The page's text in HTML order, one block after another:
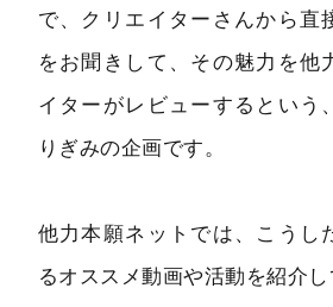
で、クリエイターさんから直
をお聞きして、その魅力を他
イターがレビューするという
りぎみの企画です。
他力本願ネットでは、こうし
るオススメ動画や活動を紹介し